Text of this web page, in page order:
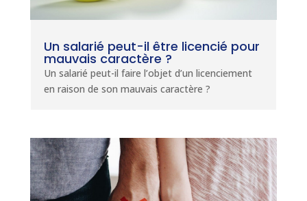
Un salarié peut-il être licencié pour
mauvais caractère ?
Un salarié peut-il faire l’objet d’un licenciement
en raison de son mauvais caractère ?